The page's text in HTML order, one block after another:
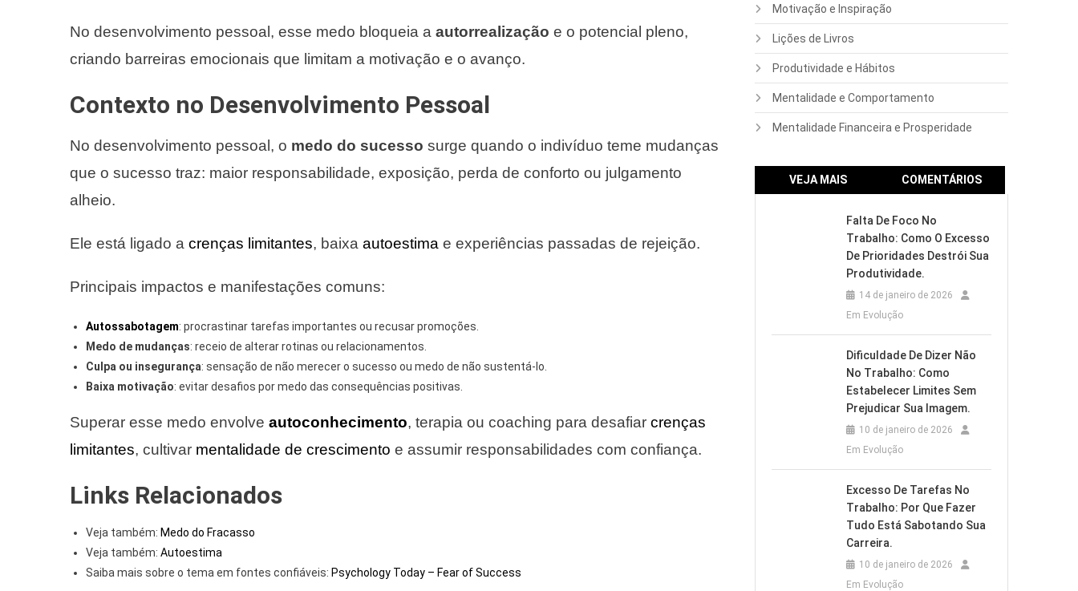
No desenvolvimento pessoal, esse medo bloqueia a autorrealização e o potencial pleno,
criando barreiras emocionais que limitam a motivação e o avanço.
Contexto no Desenvolvimento Pessoal
No desenvolvimento pessoal, o medo do sucesso surge quando o indivíduo teme mudanças
que o sucesso traz: maior responsabilidade, exposição, perda de conforto ou julgamento
alheio.
Ele está ligado a crenças limitantes, baixa autoestima e experiências passadas de rejeição.
Principais impactos e manifestações comuns:
Autossabotagem: procrastinar tarefas importantes ou recusar promoções.
Medo de mudanças: receio de alterar rotinas ou relacionamentos.
Culpa ou insegurança: sensação de não merecer o sucesso ou medo de não sustentá-lo.
Baixa motivação: evitar desafios por medo das consequências positivas.
Superar esse medo envolve autoconhecimento, terapia ou coaching para desafiar crenças
limitantes, cultivar mentalidade de crescimento e assumir responsabilidades com confiança.
Links Relacionados
Veja também: Medo do Fracasso
Veja também: Autoestima
Saiba mais sobre o tema em fontes confiáveis: Psychology Today – Fear of Success
Motivação e Inspiração
Lições de Livros
Produtividade e Hábitos
Mentalidade e Comportamento
Mentalidade Financeira e Prosperidade
VEJA MAIS COMENTÁRIOS
Falta De Foco No
Trabalho: Como O Excesso
De Prioridades Destrói Sua
Produtividade.
14 de janeiro de 2026
Em Evolução
Dificuldade De Dizer Não
No Trabalho: Como
Estabelecer Limites Sem
Prejudicar Sua Imagem.
10 de janeiro de 2026
Em Evolução
Excesso De Tarefas No
Trabalho: Por Que Fazer
Tudo Está Sabotando Sua
Carreira.
10 de janeiro de 2026
Em Evolução